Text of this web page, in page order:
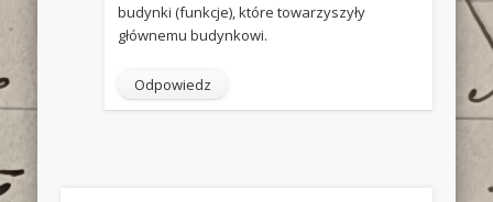
budynki (funkcje), które towarzyszyły
głównemu budynkowi.
Odpowiedz